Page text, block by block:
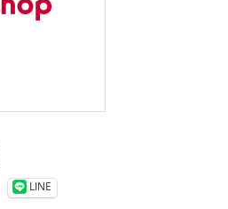
LINE